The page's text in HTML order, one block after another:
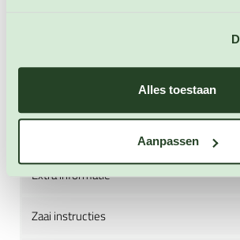
Alles toestaan
Aanpassen
bospeentjes, champignons, courgette,
asperges, knoflook, komkommer, sla,
lenteui, sperziebonen, ui, wortelen en
cm
Extra informatie
Zaai instructies